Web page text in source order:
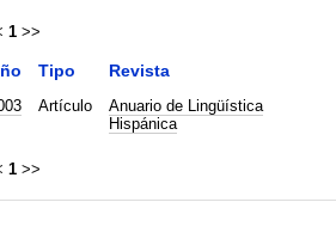
1 >>
Tipo Revista
Artículo
Anuario de Lingüística
Hispánica
1 >>